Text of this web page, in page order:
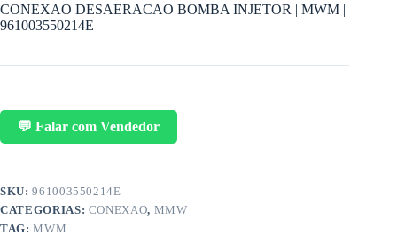
CONEXAO DESAERACAO BOMBA INJETOR | MWM |
961003550214E
💬 Falar com Vendedor
SKU:961003550214E
CATEGORIAS: CONEXAO, MMW
TAG:MWM